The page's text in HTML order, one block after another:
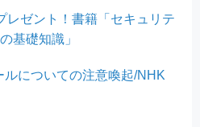
レゼント！書籍「セキュリテ
基礎知識」
ルについての注意喚起/NHK